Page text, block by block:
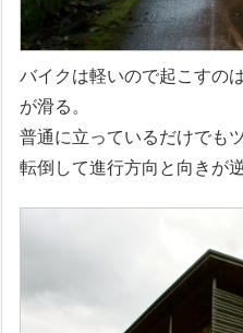
バイクは軽いので起こすの
が滑る。
普通に立っているだけでも
転倒して進行方向と向きが